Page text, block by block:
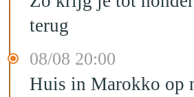
terug
08/08 20:00
Huis in Marokko op